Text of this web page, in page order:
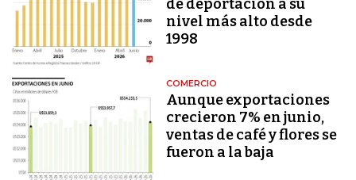
de deportación a su
nivel más alto desde
1998
COMERCIO
Aunque exportaciones
crecieron 7% en junio,
ventas de café y flores se
fueron a la baja